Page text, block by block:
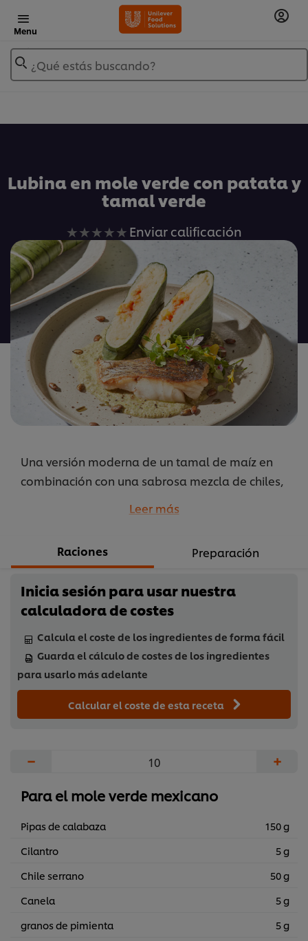
Menu
¿Qué estás buscando?
Lubina en mole verde con patata y
tamal verde
No
se
han
enviado
calificaciones
para
este
recipe
Enviar calificación
Una versión moderna de un tamal de maíz en
combinación con una sabrosa mezcla de chiles,
combina bien con cualquier tipo de pescado,
Leer más
Raciones Preparación
Inicia sesión para usar nuestra
calculadora de costes
Calcula el coste de los ingredientes de forma fácil
Guarda el cálculo de costes de los ingredientes
para usarlo más adelante
Calcular el coste de esta receta
− +
Para el mole verde mexicano
Pipas de calabaza
150 g
Cilantro
5 g
Chile serrano
50 g
Canela
5 g
granos de pimienta
5 g